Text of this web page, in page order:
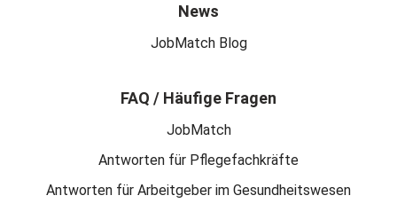
News
JobMatch Blog
FAQ / Häufige Fragen
JobMatch
Antworten für Pflegefachkräfte
Antworten für Arbeitgeber im Gesundheitswesen